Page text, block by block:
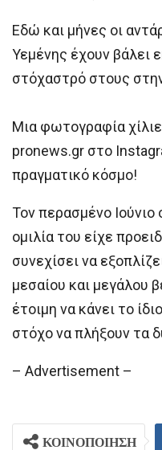
Εδώ και μήνες οι
Υεμένης έχουν βάλει
στόχαστρό στους
Μια φωτογραφία
pronews.gr στο
πραγματικό κόσμο!
Τον περασμένο Ιούνιο
ομιλία του είχε
συνεχίσει να
μεσαίου και μεγάλου
έτοιμη να κάνει το
στόχο να πλήξουν τα
– Advertisement –
ΚΟΙΝΟΠΟΙΗΣΗ